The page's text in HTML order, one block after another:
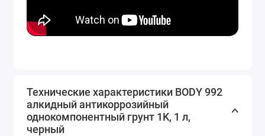
Технические характеристики BODY 992
алкидный антикоррозийный
однокомпонентный грунт 1K, 1 л,
черный